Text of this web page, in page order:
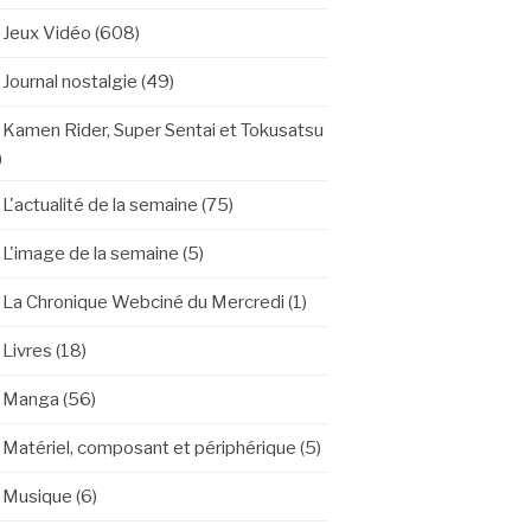
Jeux Vidéo (608)
Journal nostalgie (49)
Kamen Rider, Super Sentai et Tokusatsu
L'actualité de la semaine (75)
L'image de la semaine (5)
La Chronique Webciné du Mercredi (1)
Livres (18)
Manga (56)
Matériel, composant et périphérique (5)
Musique (6)